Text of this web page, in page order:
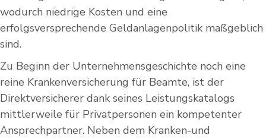
wodurch niedrige Kosten und eine
erfolgsversprechende Geldanlagenpolitik maßgeblich
sind.
Zu Beginn der Unternehmensgeschichte noch eine
reine Krankenversicherung für Beamte, ist der
Direktversicherer dank seines Leistungskatalogs
mittlerweile für Privatpersonen ein kompetenter
Ansprechpartner. Neben dem Kranken-und